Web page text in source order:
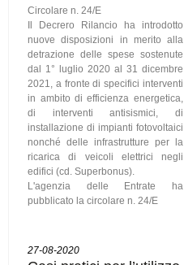
Circolare n. 24/E
Il Decrero Rilancio ha introdotto
nuove disposizioni in merito alla
detrazione delle spese sostenute
dal 1° luglio 2020 al 31 dicembre
2021, a fronte di specifici interventi
in ambito di efficienza energetica,
di interventi antisismici, di
installazione di impianti fotovoltaici
nonché delle infrastrutture per la
ricarica di veicoli elettrici negli
edifici (cd. Superbonus).
L'agenzia delle Entrate ha
pubblicato la circolare n. 24/E
27-08-2020